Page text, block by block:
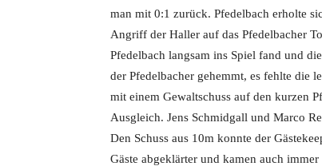
man mit 0:1 zurück. Pfedelbach erholte
Angriff der Haller auf das Pfedelbacher
Pfedelbach langsam ins Spiel fand und
der Pfedelbacher gehemmt, es fehlte die
mit einem Gewaltschuss auf den kurzen
Ausgleich. Jens Schmidgall und Marco
Den Schuss aus 10m konnte der
Gäste abgeklärter und kamen auch